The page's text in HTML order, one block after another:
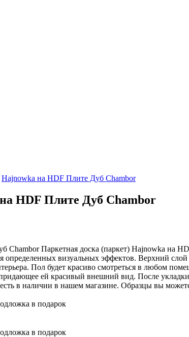
Hajnowka на HDF Плите Дуб Chambor
HDF Плите Дуб Chambor
Chambor Паркетная доска (паркет) Hajnowka на
определенных визуальных эффектов. Верхний
Пол будет красиво смотреться в любом
ей красивый внешний вид. После
в наличии в нашем магазине. Образцы вы
в подарок
в подарок